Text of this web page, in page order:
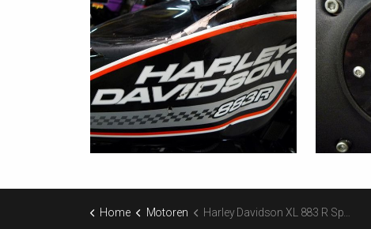
Home Motoren Harley Davidson XL 883 R Sportster